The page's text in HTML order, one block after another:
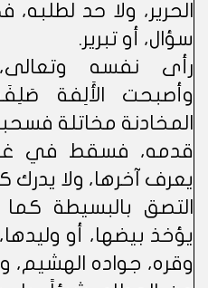
الحرير، ولا حد
سؤال، أو تبرير.
رأى نفسه
وأصبحت الأَلِفة
المخادنة مخاتلة
قدمه، فسقط في
يعرف آخرها، ولا يدرك
التصق بالبسيطة
يؤخذ بيضها، أو
وقره، جواده الهشيم،